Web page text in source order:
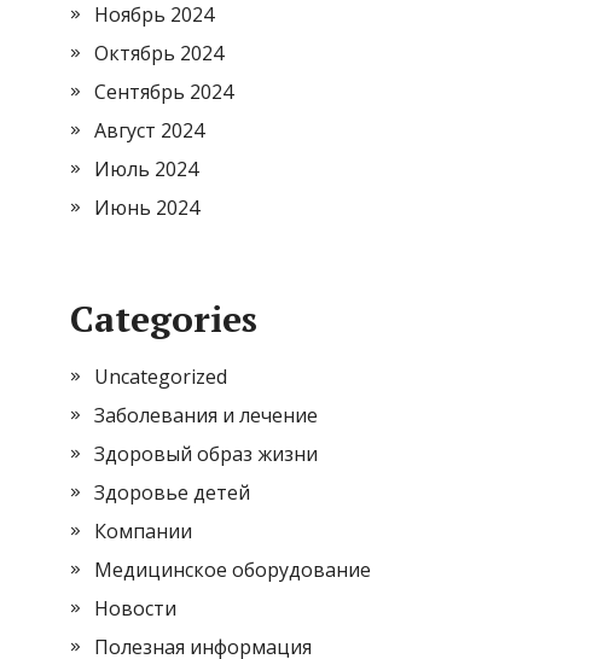
Ноябрь 2024
Октябрь 2024
Сентябрь 2024
Август 2024
Июль 2024
Июнь 2024
Categories
Uncategorized
Заболевания и лечение
Здоровый образ жизни
Здоровье детей
Компании
Медицинское оборудование
Новости
Полезная информация